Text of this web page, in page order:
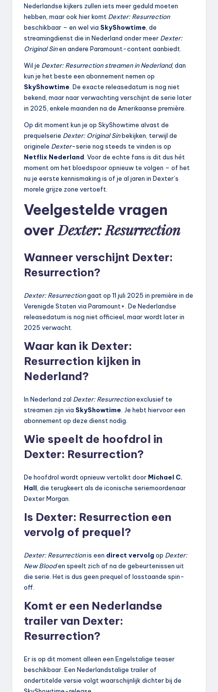
Nederlandse kijkers zullen iets meer geduld moeten
hebben, maar ook hier komt Dexter: Resurrection
beschikbaar – en wel via SkyShowtime, de
streamingdienst die in Nederland onder meer Dexter:
Original Sinen andere Paramount-content aanbiedt.
Wil je Dexter: Resurrection streamen in Nederland, dan
kun je het beste een abonnement nemen op
SkyShowtime. De exacte releasedatum is nog niet
bekend, maar naar verwachting verschijnt de serie later
in 2025, enkele maanden na de Amerikaanse première.
Op dit moment kun je op SkyShowtime alvast de
prequelserie Dexter: Original Sinbekijken, terwijl de
originele Dexter-serie nog steeds te vinden is op
Netflix Nederland. Voor de echte fans is dit dus hét
moment om het bloedspoor opnieuw te volgen – of het
nu je eerste kennismaking is of je al jaren in Dexter’s
morele grijze zone vertoeft.
Veelgestelde vragen
overDexter: Resurrection
Wanneer verschijnt Dexter:
Resurrection?
Dexter: Resurrectiongaat op 11 juli 2025 in première in de
Verenigde Staten via Paramount+. De Nederlandse
releasedatum is nog niet officieel, maar wordt later in
2025 verwacht.
Waar kan ik Dexter:
Resurrection kijken in
Nederland?
In Nederland zal Dexter: Resurrectionexclusief te
streamen zijn via SkyShowtime. Je hebt hiervoor een
abonnement op deze dienst nodig.
Wie speelt de hoofdrol in
Dexter: Resurrection?
De hoofdrol wordt opnieuw vertolkt door Michael C.
Hall, die terugkeert als de iconische seriemoordenaar
Dexter Morgan.
Is Dexter: Resurrection een
vervolg of prequel?
Dexter: Resurrectionis een direct vervolg op Dexter:
New Blooden speelt zich af na de gebeurtenissen uit
die serie. Het is dus geen prequel of losstaande spin-
off.
Komt er een Nederlandse
trailer van Dexter:
Resurrection?
Er is op dit moment alleen een Engelstalige teaser
beschikbaar. Een Nederlandstalige trailer of
ondertitelde versie volgt waarschijnlijk dichter bij de